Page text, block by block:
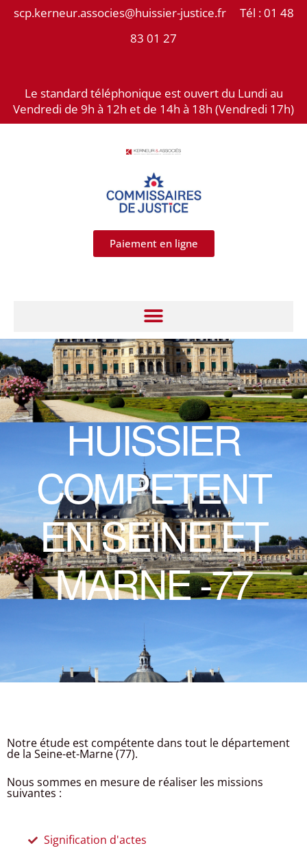
Allerscp.kerneur.associes@huissier-justice.fr Tél :01 48
83 01 27
Le standard téléphonique est ouvert du Lundi au
Vendredi de 9h à 12h et de 14h à 18h (Vendredi 17h)
Paiement en ligne
HUISSIER
COMPETENT
EN SEINE ET
MARNE -77
Notre étude est compétente dans tout le département
de la Seine-et-Marne (77).
Nous sommes en mesure de réaliser les missions
suivantes :
Signification d'actes